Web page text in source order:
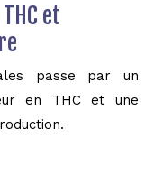
et
passe par un
en THC et une